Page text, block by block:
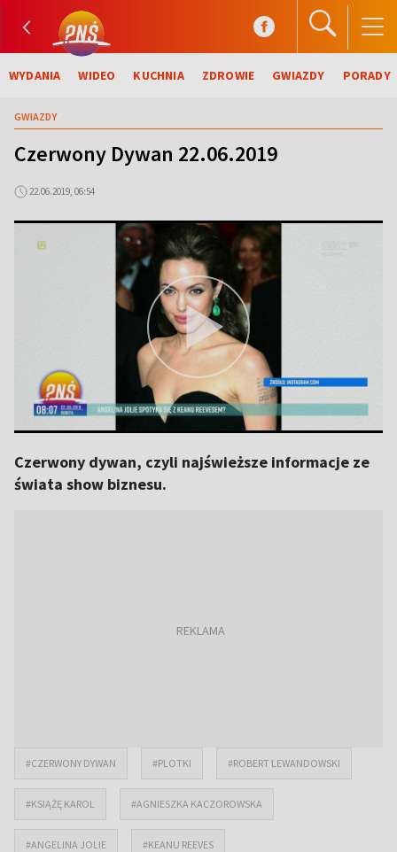
WYDANIA WIDEO KUCHNIA ZDROWIE GWIAZDY PORADY
GWIAZDY
Czerwony Dywan 22.06.2019
22.06.2019, 06:54
Czerwony dywan, czyli najświeższe informacje ze
świata show biznesu.
#CZERWONY DYWAN #PLOTKI #ROBERT LEWANDOWSKI
#KSIĄŻĘ KAROL #AGNIESZKA KACZOROWSKA
#ANGELINA JOLIE #KEANU REEVES